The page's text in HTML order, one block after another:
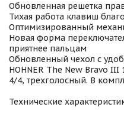
Обновленная решетка
Тихая работа клавиш
Оптимизированный
Новая форма
приятнее пальцам
Обновленный чехол с
HOHNER The New Bravo III
4/4, трехголосный. В
Технические